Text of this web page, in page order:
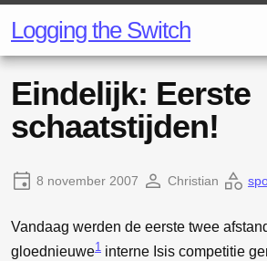
Logging the Switch
Eindelijk: Eerste
schaatstijden!
8 november 2007 Christian
Vandaag werden de eerste twee
gloednieuwe1 interne Isis competitie